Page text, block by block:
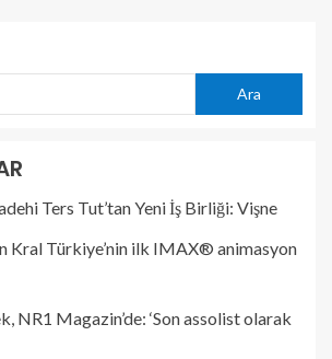
Ara
Ters Tut’tan Yeni İş Birliği: Vişne
Kral Türkiye’nin ilk IMAX® animasyon
NR1 Magazin’de: ‘Son assolist olarak